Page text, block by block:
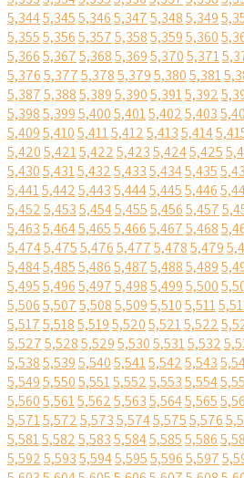
5,3445,3455,3465,3475,3485,349
5,3555,3565,3575,3585,3595,360
5,3665,3675,3685,3695,3705,371
5,3765,3775,3785,3795,3805,381
5,3875,3885,3895,3905,3915,392
5,3985,3995,4005,4015,4025,403
5,4095,4105,4115,4125,4135,414
5,4205,4215,4225,4235,4245,425
5,4305,4315,4325,4335,4345,435
5,4415,4425,4435,4445,4455,446
5,4525,4535,4545,4555,4565,457
5,4635,4645,4655,4665,4675,468
5,4745,4755,4765,4775,4785,479
5,4845,4855,4865,4875,4885,489
5,4955,4965,4975,4985,4995,500
5,5065,5075,5085,5095,5105,511
5,5175,5185,5195,5205,5215,522
5,5275,5285,5295,5305,5315,532
5,5385,5395,5405,5415,5425,543
5,5495,5505,5515,5525,5535,554
5,5605,5615,5625,5635,5645,565
5,5715,5725,5735,5745,5755,576
5,5815,5825,5835,5845,5855,586
5,5925,5935,5945,5955,5965,597